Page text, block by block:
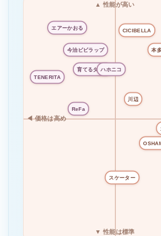
▲ 性能が高い
▼ 性能は標準
◀ 価格は高め
本
CICIBELLA
川辺
スケーター
育てるタオル
エアーかおる
TENERITA
今治ビビラップ
ReFa
ハホニコ